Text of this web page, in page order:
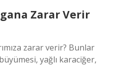
Zarar Verir
zarar verir? Bunlar
yağlı karaciğer,